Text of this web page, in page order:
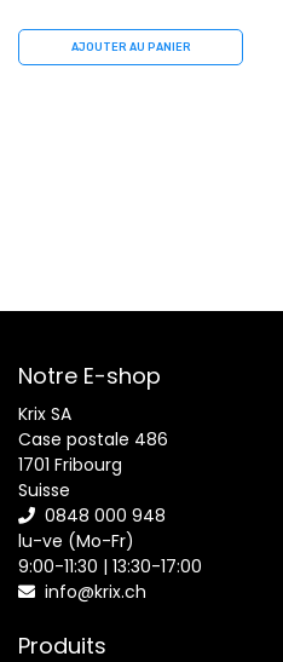
AJOUTER AU PANIER
Notre E-shop
Krix SA
Case postale 486
1701 Fribourg
Suisse
0848 000 948
lu-ve (Mo-Fr)
9:00-11:30 | 13:30-17:00
info@krix.ch
Produits